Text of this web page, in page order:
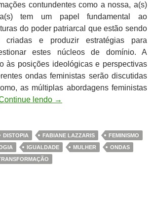
contundentes como a nossa, a(s)
tem um papel fundamental ao
do poder patriarcal que estão sendo
criadas e produzir estratégias para
estes núcleos de domínio. A
às posições ideológicas e perspectivas
ondas feministas serão discutidas
as múltiplas abordagens feministas
lendo →
DISTOPIA FABIANE LAZZARIS
FEMINISMO
IGUALDADE MULHER
ONDAS